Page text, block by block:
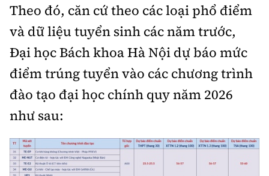
Phó Tổng biên tập:Nguyễn Sơn Tùng,
Nguyễn Đức Thắng, La Đức Hùng
Hotline:
0901 514 799
Quảng cáo và Phát hành:
0915 057 282
bandoc@baoxaydung.vn
Cấm sao chép dưới mọi hình thức nếu không có sự
chấp thuận bằng văn bản.
Theo đó, căn cứ theo các loại phổ điểm
và dữ liệu tuyển sinh các năm trước,
Đại học Bách khoa Hà Nội dự báo mức
điểm trúng tuyển vào các chương trình
đào tạo đại học chính quy năm 2026
như sau: